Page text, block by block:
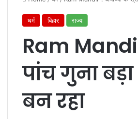
धर्म बिहार राज्य
Ram
पांच गुना
बन रहा